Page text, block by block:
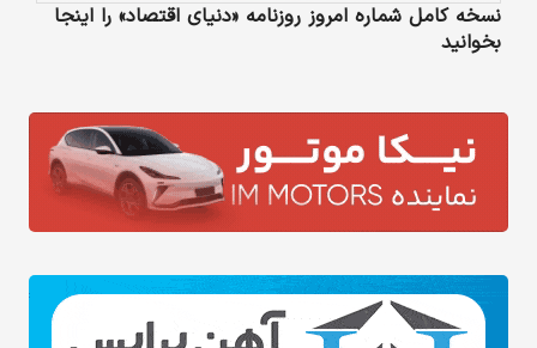
نسخه کامل شماره امروز روزنامه «دنیای‌ اقتصاد» را اینجا
بخوانید